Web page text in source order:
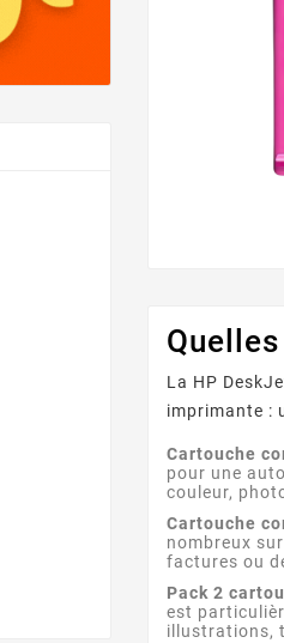
La HP
imprimante :
Cartouche
pour une
couleur,
Cartouche
nombreux
factures ou
Pack 2
est
illustrations,